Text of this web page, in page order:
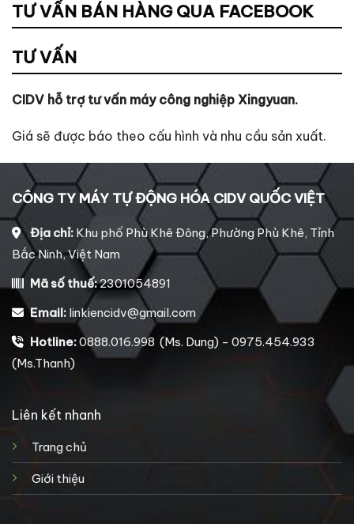
TƯ VẤN BÁN HÀNG QUA FACEBOOK
TƯ VẤN
CIDV hỗ trợ tư vấn máy công nghiệp Xingyuan.
Giá sẽ được báo theo cấu hình và nhu cầu sản xuất.
CÔNG TY MÁY TỰ ĐỘNG HÓA CIDV QUỐC VIỆT
Địa chỉ: Khu phố Phù Khê Đông, Phường Phù Khê, Tỉnh
Bắc Ninh, Việt Nam
Mã số thuế:2301054891
Email: linkiencidv@gmail.com
Hotline:0888.016.998 (Ms. Dung) - 0975.454.933
(Ms.Thanh)
Liên kết nhanh
Trang chủ
Giới thiệu